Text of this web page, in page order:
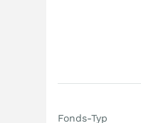
Fonds-Typ